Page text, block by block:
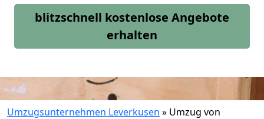
blitzschnell kostenlose Angebote
erhalten
Umzugsunternehmen Leverkusen » Umzug von